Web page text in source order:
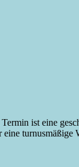
ist eine
turnusmäßige